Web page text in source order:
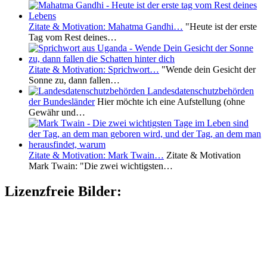
Zitate & Motivation: Mahatma Gandhi… "Heute ist der erste
Tag vom Rest deines…
Zitate & Motivation: Sprichwort… "Wende dein Gesicht der
Sonne zu, dann fallen…
Landesdatenschutzbehörden
der BundesländerHier möchte ich eine Aufstellung (ohne
Gewähr und…
Zitate & Motivation: Mark Twain… Zitate & Motivation
Mark Twain: "Die zwei wichtigsten…
Lizenzfreie Bilder: